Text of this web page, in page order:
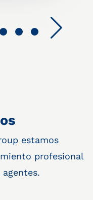
estamos
profesional